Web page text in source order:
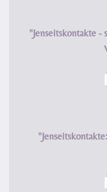
"Jenseitskontakte -